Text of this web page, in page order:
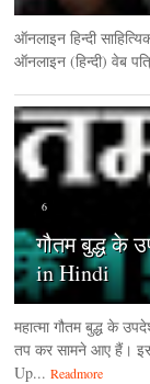
ऑनलाइन हिन्‍दी
ऑनलाइन (हिन्‍दी) वेब
6
गौतम बुद्ध के
in Hindi
महात्मा गौतम बुद्ध के
तप कर सामने आए हैं।
Up... Readmore